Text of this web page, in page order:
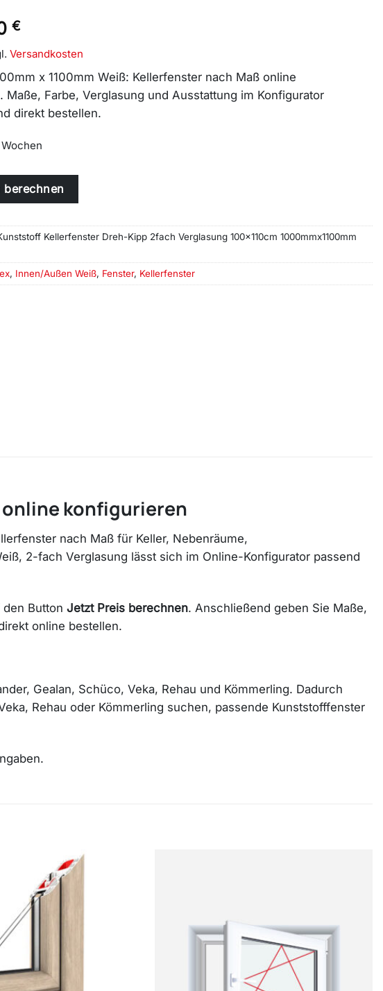
€
Versandkosten
x 1100mm Weiß: Kellerfenster nach Maß online
Maße, Farbe, Verglasung und Ausstattung im Konfigurator
direkt bestellen.
berechnen
Kellerfenster Dreh-Kipp 2fach Verglasung 100x110cm 1000mmx1100mm
, Innen/Außen Weiß, Fenster, Kellerfenster
online konfigurieren
nach Maß für Keller, Nebenräume,
2-fach Verglasung lässt sich im Online-Konfigurator passend
Button Jetzt Preis berechnen. Anschließend geben Sie Maße,
online bestellen.
Gealan, Schüco, Veka, Rehau und Kömmerling. Dadurch
Rehau oder Kömmerling suchen, passende Kunststofffenster